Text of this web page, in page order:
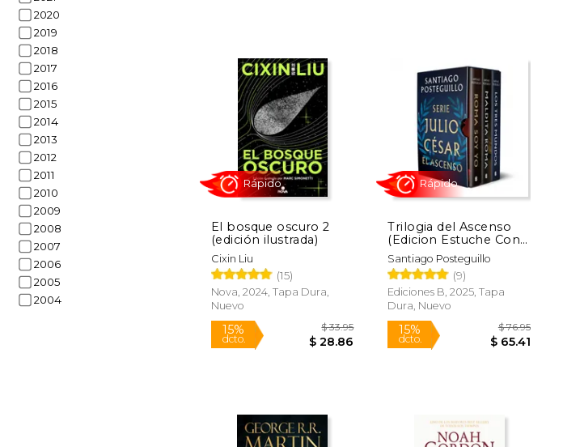
2020
2019
2018
2017
2016
2015
2014
2013
2012
2011
2010
2009
2008
2007
2006
2005
2004
15% $ 20.95 50%
El bosque oscuro 2
(edición ilustrada)
Cixin Liu
(15)
Nova, 2024, Tapa Dura,
Nuevo
Rápido
Trilogia del Ascenso
(Edicion Estuche Con:
Roma soy yo, Maldita
Roma, los Tres
Mundos)
Santiago Posteguillo
(9)
Ediciones B, 2025, Tapa
Dura, Nuevo
Rápido